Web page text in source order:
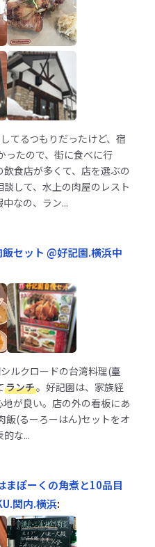
てるつもりだったけど、宿
ったので、街に食べに行
食店が多くて、店を選ぶの
して、水上の肉屋のレスト
なの、ラン...
セット @好記園.横浜中
ルクロードの台湾料理(臺
ランチ。好記園は、家族経
が良い。店の外の看板にあ
飯(るーろーはん)セットをオ
な...
まぽーくの角煮と10品目
関内.横浜: